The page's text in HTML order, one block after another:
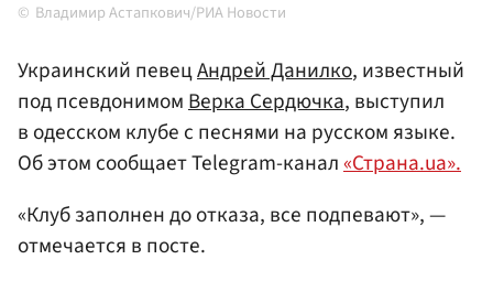
Владимир Астапкович/РИА Новости
Украинский певецАндрей Данилко, известный
под псевдонимомВерка Сердючка, выступил
в одесском клубе с песнями на русском языке.
Об этом сообщает Telegram-канал«Страна.ua».
«Клуб заполнен до отказа, все подпевают», —
отмечается в посте.